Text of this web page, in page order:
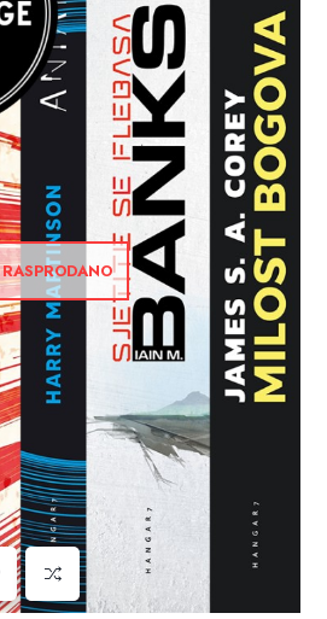
RASPRODANO